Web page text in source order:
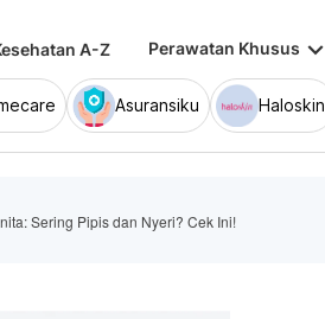
A-Z Perawatan Khusus keyboard_arrow_down
Asuransiku Haloskin
Sering Pipis dan Nyeri? Cek Ini!